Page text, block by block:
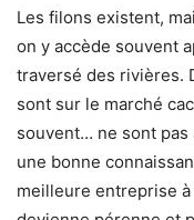
Les filons existent,
on y accède souvent
traversé des rivières.
sont sur le marché
souvent… ne sont pas
une bonne
meilleure entreprise